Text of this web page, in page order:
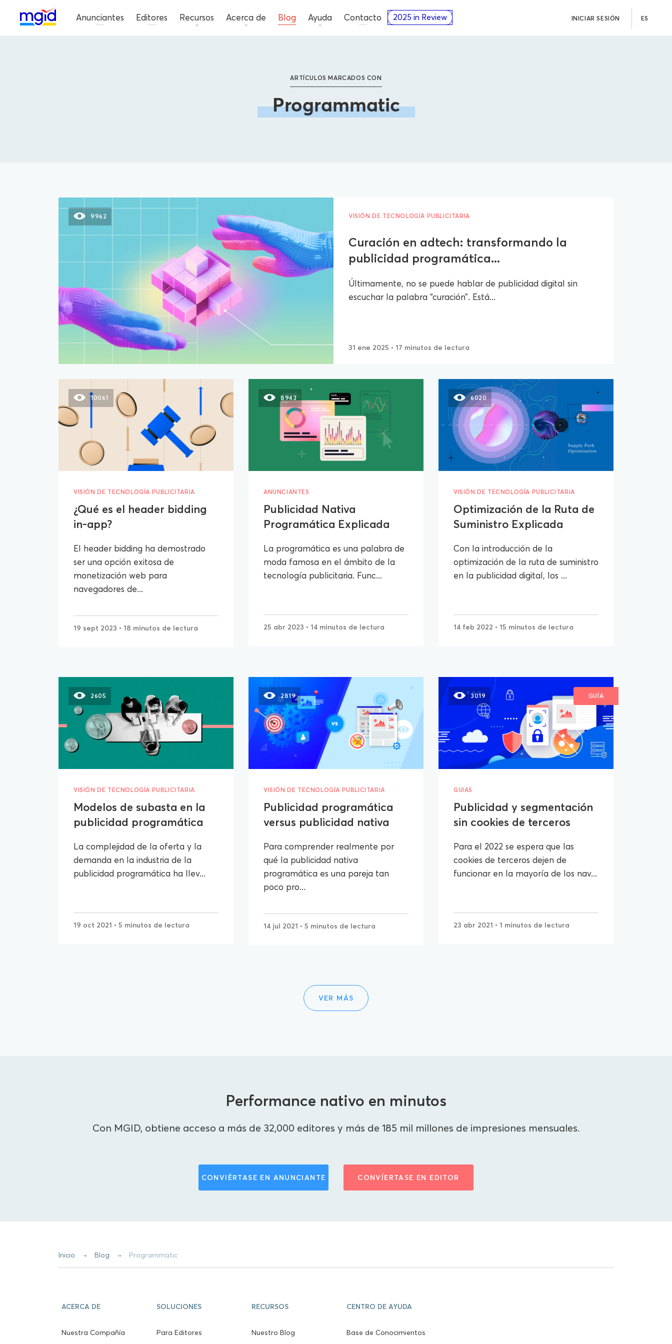
Anunciantes Editores Recursos Acerca de Blog Ayuda Contacto 2025 in Review INICIAR SESIÓN ES
ARTÍCULOS MARCADOS CON
Programmatic
9962 VISIÓN DE TECNOLOGÍA PUBLICITARIA
Curación en adtech: transformando la
publicidad programática...
Últimamente, no se puede hablar de publicidad digital sin
escuchar la palabra “curación”. Está...
31 ene 2025 • 17 minutos de lectura
10061
VISIÓN DE TECNOLOGÍA PUBLICITARIA
¿Qué es el header bidding
in-app?
El header bidding ha demostrado
ser una opción exitosa de
monetización web para
navegadores de...
19 sept 2023 • 18 minutos de lectura
8943
ANUNCIANTES
Publicidad Nativa
Programática Explicada
La programática es una palabra de
moda famosa en el ámbito de la
tecnología publicitaria. Func...
25 abr 2023 • 14 minutos de lectura
6020
VISIÓN DE TECNOLOGÍA PUBLICITARIA
Optimización de la Ruta de
Suministro Explicada
Con la introducción de la
optimización de la ruta de suministro
en la publicidad digital, los ...
14 feb 2022 • 15 minutos de lectura
2605
VISIÓN DE TECNOLOGÍA PUBLICITARIA
Modelos de subasta en la
publicidad programática
La complejidad de la oferta y la
demanda en la industria de la
publicidad programática ha llev...
19 oct 2021 • 5 minutos de lectura
2819
VISIÓN DE TECNOLOGÍA PUBLICITARIA
Publicidad programática
versus publicidad nativa
Para comprender realmente por
qué la publicidad nativa
programática es una pareja tan
poco pro...
14 jul 2021 • 5 minutos de lectura
3019 GUÍA
GUIAS
Publicidad y segmentación
sin cookies de terceros
Para el 2022 se espera que las
cookies de terceros dejen de
funcionar en la mayoría de los nav...
23 abr 2021 • 1 minutos de lectura
VER MÁS
Performance nativo en minutos
Con MGID, obtiene acceso a más de 32,000 editores y más de 185 mil millones de impresiones mensuales.
CONVIÉRTASE EN ANUNCIANTE CONVÍERTASE EN EDITOR
Inicio Blog Programmatic
ACERCA DE
Nuestra Compañía
SOLUCIONES
Para Editores
RECURSOS
Nuestro Blog
CENTRO DE AYUDA
Base de Conocimientos